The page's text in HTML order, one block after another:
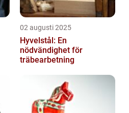
02 augusti 2025
Hyvelstål: En
nödvändighet för
träbearbetning